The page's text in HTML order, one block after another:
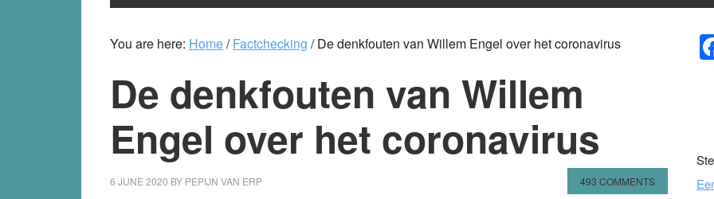
You are here: Home/ Factchecking /De denkfouten van Willem Engel over het coronavirus
De denkfouten van Willem
Engel over het coronavirus
6 JUNE 2020 BY PEPIJN VAN ERP 493 COMMENTS